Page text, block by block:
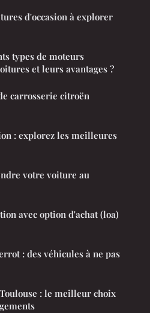
d'occasion à explorer
types de moteurs
et leurs avantages ?
carrosserie citroën
: explorez les meilleures
votre voiture au
avec option d'achat (loa)
: des véhicules à ne pas
: le meilleur choix